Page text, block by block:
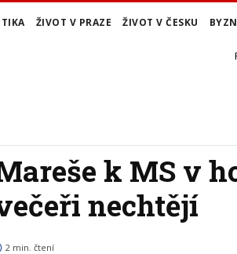
ŽIVOT V PRAZE ŽIVOT V ČESKU
k MS v
nechtějí
2 min. čtení